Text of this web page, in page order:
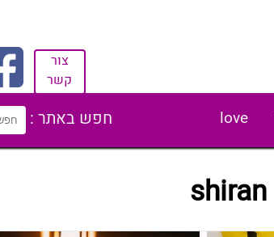
צור
קשר
love חפש באתר :